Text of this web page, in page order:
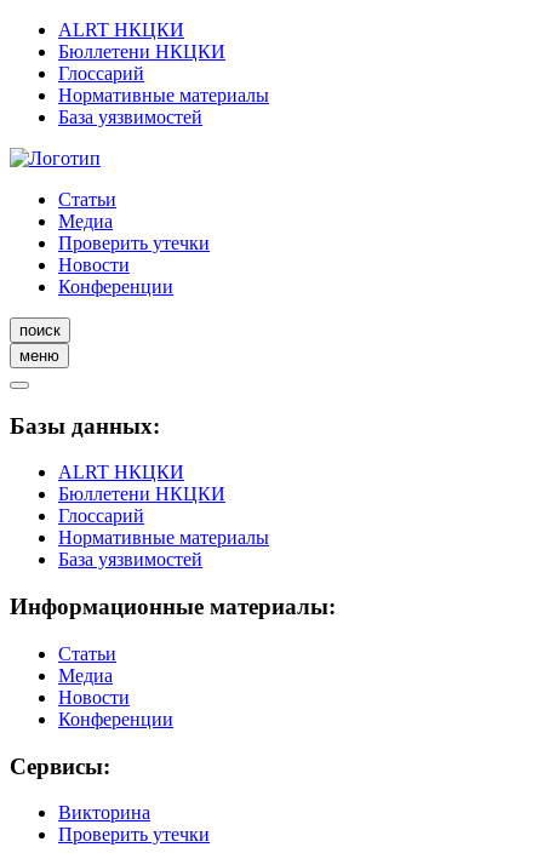
ALRT НКЦКИ
Бюллетени НКЦКИ
Глоссарий
Нормативные материалы
База уязвимостей
Статьи
Медиа
Проверить утечки
Новости
Конференции
поиск
меню
Базы данных:
ALRT НКЦКИ
Бюллетени НКЦКИ
Глоссарий
Нормативные материалы
База уязвимостей
Информационные материалы:
Статьи
Медиа
Новости
Конференции
Сервисы:
Викторина
Проверить утечки